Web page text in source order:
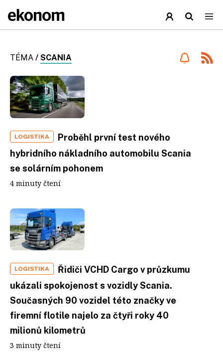
TÉMA / SCANIA
LOGISTIKA
Proběhl první test nového
hybridního nákladního automobilu Scania
se solárním pohonem
4 minuty čtení
LOGISTIKA
Řidiči VCHD Cargo v průzkumu
ukázali spokojenost s vozidly Scania.
Současných 90 vozidel této značky ve
firemní flotile najelo za čtyři roky 40
milionů kilometrů
3 minuty čtení